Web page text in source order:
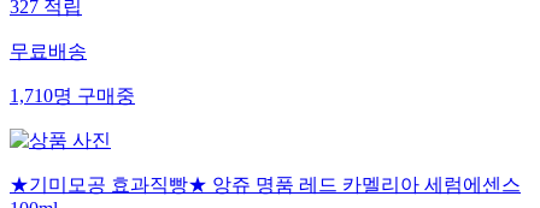
327적립
무료배송
1,710명구매중
★기미모공 효과직빵★ 앙쥬 명품 레드 카멜리아 세럼에센스